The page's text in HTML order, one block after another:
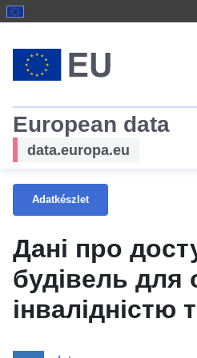
European data
data.europa.eu
Adatkészlet
Дані про
будівель для
інвалідністю